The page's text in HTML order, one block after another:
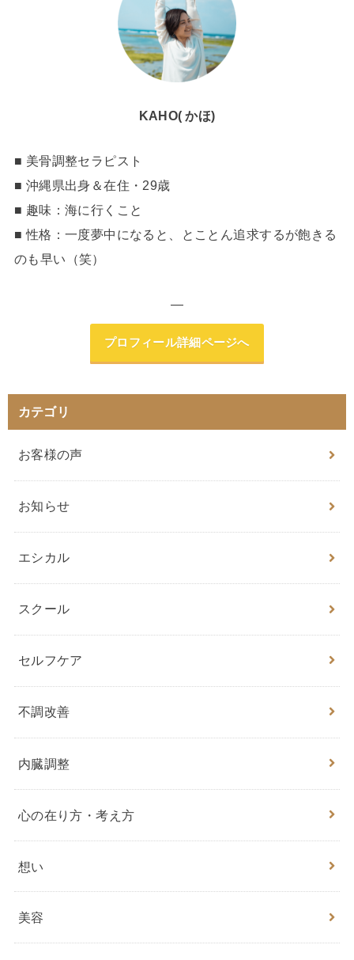
KAHO( かほ)
■ 美骨調整セラピスト
■ 沖縄県出身＆在住・29歳
■ 趣味：海に行くこと
■ 性格：一度夢中になると、とことん追求するが飽きる
のも早い（笑）
—
プロフィール詳細ページへ
カテゴリ
お客様の声
お知らせ
エシカル
スクール
セルフケア
不調改善
内臓調整
心の在り方・考え方
想い
美容